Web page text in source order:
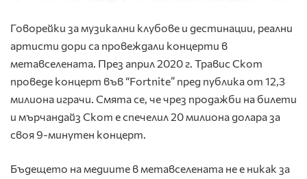
Говорейки за музикални клубове и дестинации, реални
артисти дори са провеждали концерти в
метавселената. През април 2020 г. Травис Скот
проведе концерт във “Fortnite” пред публика от 12,3
милиона играчи. Смята се, че чрез продажби на билети
и мърчандайз Скот е спечелил 20 милиона долара за
своя 9-минутен концерт.
Бъдещето на медиите в метавселената не е никак за